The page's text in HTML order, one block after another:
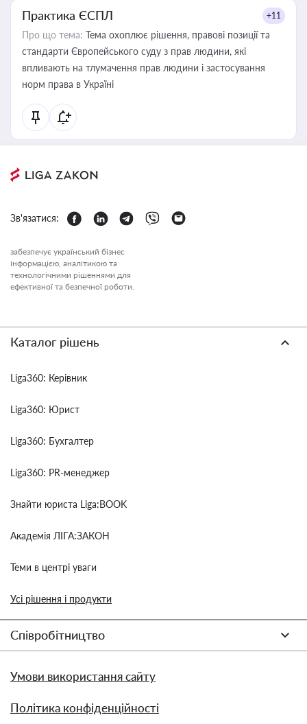
Практика ЄСПЛ +11
Про що тема: Тема охоплює рішення, правові позиції та
стандарти Європейського суду з прав людини, які
впливають на тлумачення прав людини і застосування
норм права в Україні
Зв'язатися:
забезпечує український бізнес
інформацією, аналітикою та
технологічними рішеннями для
ефективної та безпечної роботи.
Каталог рішень
Liga360: Керівник
Liga360: Юрист
Liga360: Бухгалтер
Liga360: PR-менеджер
Знайти юриста Liga:BOOK
Академія ЛІГА:ЗАКОН
Теми в центрі уваги
Усі рішення і продукти
Співробітництво
Умови використання сайту
Політика конфіденційності